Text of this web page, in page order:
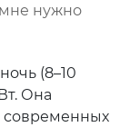
мне нужно
(8–10
Она
современных